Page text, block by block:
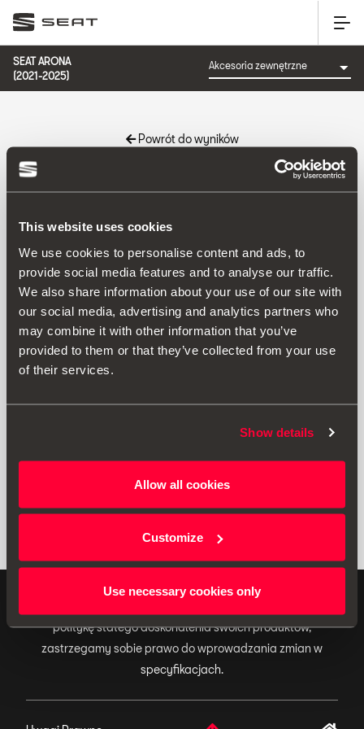
This website uses cookies
We use cookies to personalise content and ads, to
provide social media features and to analyse our traffic.
We also share information about your use of our site with
our social media, advertising and analytics partners who
may combine it with other information that you’ve
provided to them or that they’ve collected from your use
of their services.
Show details
Allow all cookies
Customize
Use necessary cookies only
SEAT ARONA
(2021-2025)
Powrót do wyników
Produkt
Drukuj
politykę stałego doskonalenia swoich produktów,
zastrzegamy sobie prawo do wprowadzania zmian w
specyfikacjach.